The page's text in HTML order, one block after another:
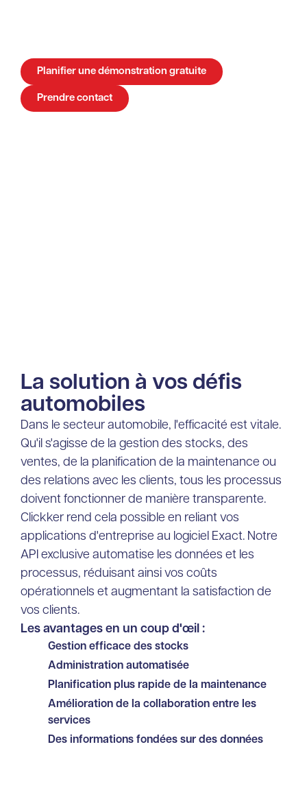
Planifier une démonstration gratuite
Prendre contact
La solution à vos défis
automobiles
Dans le secteur automobile, l'efficacité est vitale.
Qu'il s'agisse de la gestion des stocks, des
ventes, de la planification de la maintenance ou
des relations avec les clients, tous les processus
doivent fonctionner de manière transparente.
Clickker rend cela possible en reliant vos
applications d'entreprise au logiciel Exact. Notre
API exclusive automatise les données et les
processus, réduisant ainsi vos coûts
opérationnels et augmentant la satisfaction de
vos clients.
Les avantages en un coup d'œil :
Gestion efficace des stocks
Administration automatisée
Planification plus rapide de la maintenance
Amélioration de la collaboration entre les
services
Des informations fondées sur des données